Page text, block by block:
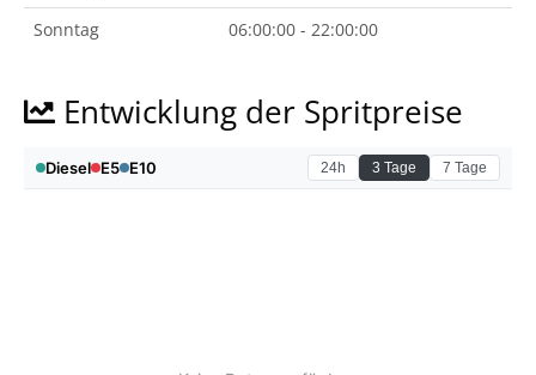
Sonntag
06:00:00 - 22:00:00
Entwicklung der Spritpreise